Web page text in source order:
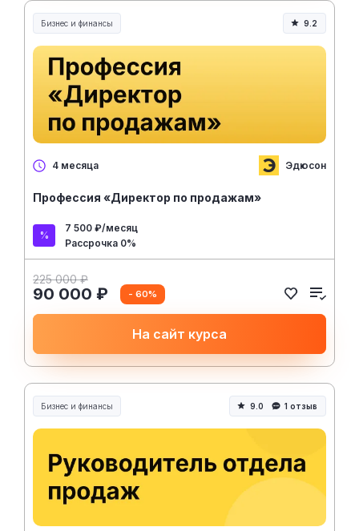
Бизнес и финансы 9.2
4 месяца Эдюсон
Профессия «Директор по продажам»
7 500 ₽/месяц
Рассрочка 0%
225 000 ₽
90 000 ₽ - 60%
На сайт курса
Бизнес и финансы 9.0 1 отзыв